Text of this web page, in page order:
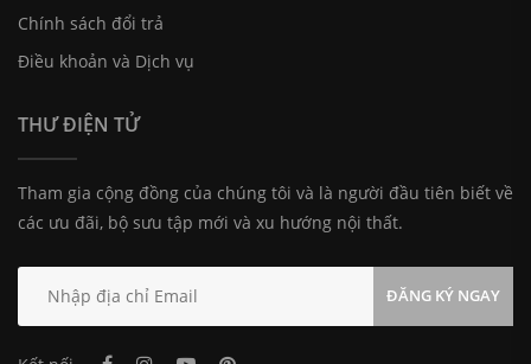
Chính sách đổi trả
Điều khoản và Dịch vụ
THƯ ĐIỆN TỬ
Tham gia cộng đồng của chúng tôi và là người đầu tiên biết về
các ưu đãi, bộ sưu tập mới và xu hướng nội thất.
ĐĂNG KÝ NGAY